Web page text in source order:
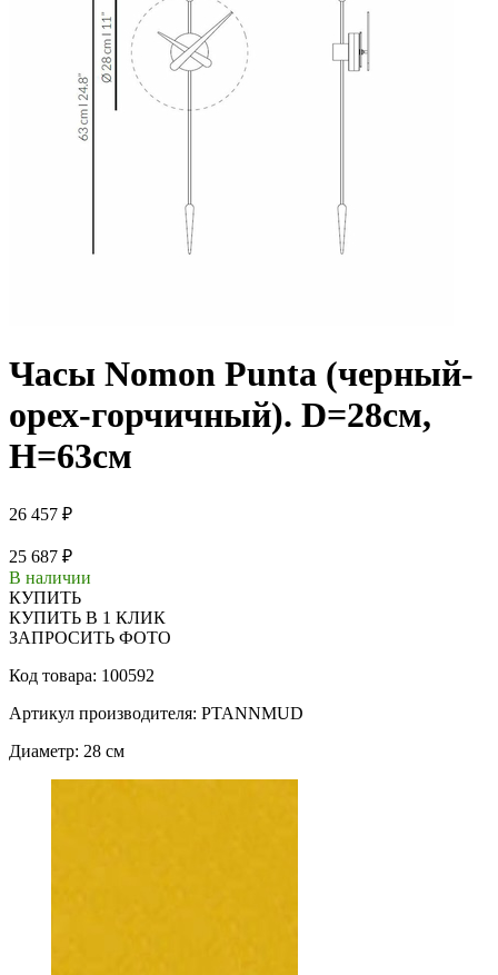
Часы Nomon Punta (черный-
орех-горчичный). D=28см,
H=63см
26 457 ₽
25 687 ₽
В наличии
КУПИТЬ
КУПИТЬ В 1 КЛИК
ЗАПРОСИТЬ ФОТО
Код товара: 100592
Артикул производителя: PTANNMUD
Диаметр: 28 см